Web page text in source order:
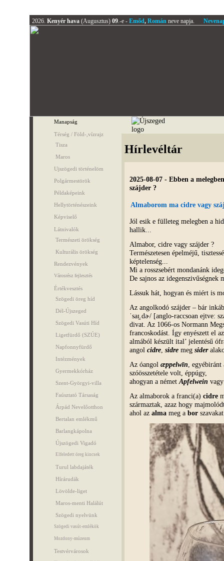
2026. Kenyér hava (Augusztus) 09.-e - Emőd, Románneve napja.
Manapság
Térség / Föld-,vízrajz
Tisza
Maros
Ujszögedi történelöm
Polgármestörök
Példaképeink
Hellytörténészeink
Képviselő
Látnivalók
Természeti örökség
Kulturális örökség
Rendezvények
Városrész fejlesztés
Értékvesztés
Szögedi öreg híd
Dél-Újszeged
Szögedi Vasúti Híd
Ligetfürdő (SZÚE)
Napfonnyfürdő
Intézmények
Gyermekkórház
Szent-Györgyi-villa
Faúsztató Társaság
Árpád Nevelőotthon
Bertalan emlékmű
Barlangkápolna
Újszögedi Vigadó
Elfeledett öreg kincsek
Turul labdajáték
Hírárudák
Lövölde-liget
Maros-menti Halálút
Szögedi nyelvünk
Szögedi vasút-emlékök
Mozdony-múzeum
Testvérvárosok
Hírlevéltár
2025-08-07 - Ebben a
szájder ?
Almaborom ma cidre vagy
Jól esik e fülleteg melegben a
hallik...
Almabor, cidre vagy szájder ?
Természetesen épelméjű,
képtelenség...
Mi a rosszsebért mondanánk
De sajnos az idegenszivűségnek
Lássuk hát, hogyan és miért is
Az angolkodó szájder – bár
ˈsaɪ̯.dɚ/ [anglo-raccsoan ejtve:
divat. Az 1066-os Normann
francoskodást. Így enyészett el
almából készült ital’ jelentésű
angol cidre, sidremeg sider
Az óangol æppelwīn ,
szóösszetétele volt, éppúgy,
ahogyan a német Apfelwein
Az almaborok a franci(a) cidre
származtak, azaz hogy
ahol az almameg a bor